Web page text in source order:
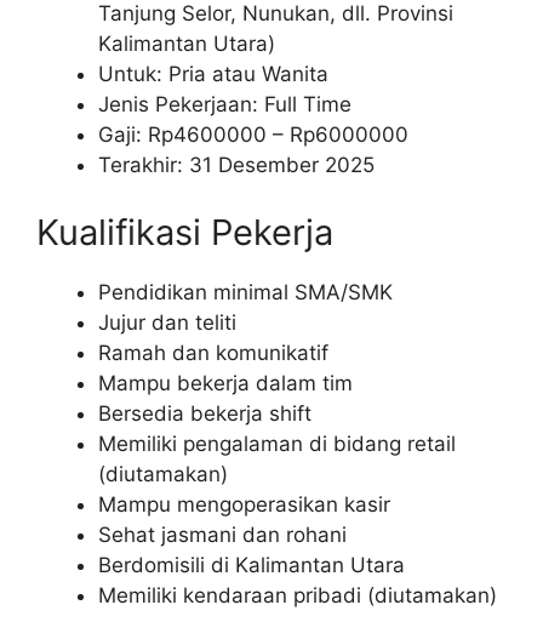
Tanjung Selor, Nunukan, dll. Provinsi
Kalimantan Utara)
Untuk: Pria atau Wanita
Jenis Pekerjaan: Full Time
Gaji: Rp4600000 – Rp6000000
Terakhir: 31 Desember 2025
Kualifikasi Pekerja
Pendidikan minimal SMA/SMK
Jujur dan teliti
Ramah dan komunikatif
Mampu bekerja dalam tim
Bersedia bekerja shift
Memiliki pengalaman di bidang retail
(diutamakan)
Mampu mengoperasikan kasir
Sehat jasmani dan rohani
Berdomisili di Kalimantan Utara
Memiliki kendaraan pribadi (diutamakan)